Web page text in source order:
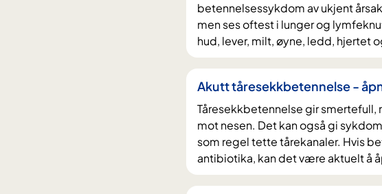
betennelsessykdom av ukjent
men ses oftest i lunger og
hud, lever, milt, øyne, ledd, hjertet
Akutt tåresekkbetennelse -
Tåresekkbetennelse gir smertefull,
mot nesen. Det kan også gi
som regel tette tårekanaler. Hvis
antibiotika, kan det være aktuelt å